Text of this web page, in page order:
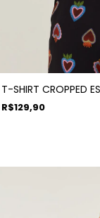
T-SHIRT CROPPED
R$129,90